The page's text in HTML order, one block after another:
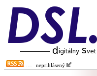
neprihlásený